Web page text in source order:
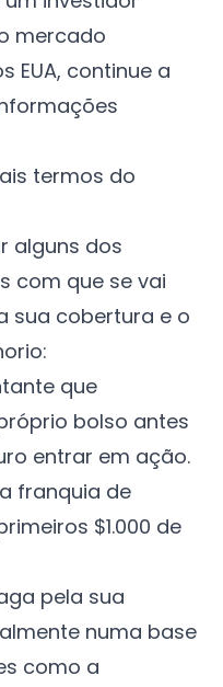
mercado
EUA, continue a
termos do
alguns dos
com que se vai
sua cobertura e o
que
bolso antes
entrar em ação.
franquia de
$1.000 de
pela sua
numa base
como a